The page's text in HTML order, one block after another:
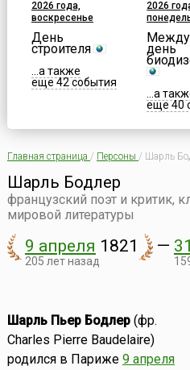
2026 года,
воскресенье
День
строителя
...а также
еще 42 события
2026
день
...а
еще 40
Главная страница / Персоны / Шарль
Шарль Бодлер
французский поэт и критик,
мировой литературы
9 апреля 1821
205 лет назад
—
Шарль Пьер Бодлер(фр.
Charles Pierre Baudelaire)
родился в Париже 9 апреля